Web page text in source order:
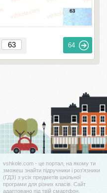
64
vshkole.com - це портал, на якому ти
зможеш знайти підручники і роз'язники
(ГДЗ) з усіх предметів шкільної
програми для різних класів. Сайт
адаптовано під твій смартфон.